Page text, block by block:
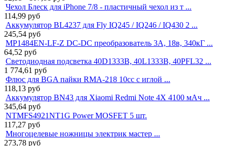
Чехол Блеск для iPhone 7/8 - пластичный чехол из т ...
114,99 руб
Аккумулятор BL4237 для Fly IQ245 / IQ246 / IQ430 2 ...
245,54 руб
MP1484EN-LF-Z DC-DC преобразователь 3A, 18в, 340кГ ...
64,52 руб
Светодиодная подсветка 40D1333B, 40L1333B, 40PFL32 ...
1 774,61 руб
Флюс для BGA пайки RMA-218 10cc с иглой ...
118,13 руб
Аккумулятор BN43 для Xiaomi Redmi Note 4X 4100 мАч ...
345,64 руб
NTMFS4921NT1G Power MOSFET 5 шт.
117,27 руб
Многоцелевые ножницы электрик мастер ...
273,78 руб